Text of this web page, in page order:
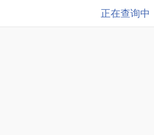
正在查询中